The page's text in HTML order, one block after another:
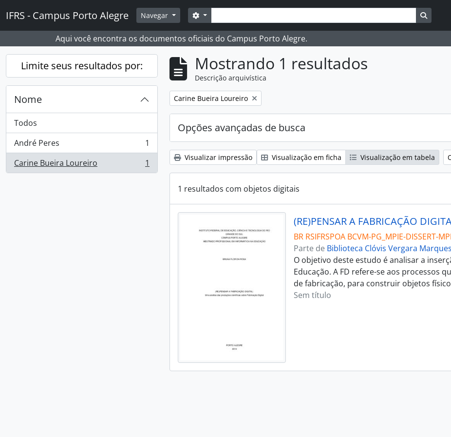
IFRS - Campus Porto Alegre Navegar Buscar
Opções de busca
Aqui você encontra os documentos oficiais do Campus Porto Alegre.
Limite seus resultados por:
Nome
Todos
André Peres
, 1 resultados
1
Carine Bueira Loureiro
, 1 resultados 1
Mostrando 1 resultados
Descrição arquivística
Remover filtro:
Carine Bueira Loureiro
Opções avançadas de busca
Visualizar impressão Visualização em ficha Visualização em tabela
1 resultados com objetos digitais
BR RSIFRSPOA BCVM-PG_MPIE-DISSERT-
Parte de Biblioteca Clóvis Vergara Marques
O objetivo deste estudo é analisar a
Educação. A FD refere-se aos processos
de fabricação, para construir objetos
Sem título